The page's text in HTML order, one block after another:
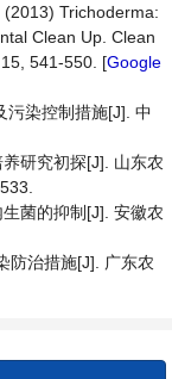
(2013) Trichoderma:
Clean Up. Clean
541-550. [Google
污染控制措施[J]. 中
研究初探[J]. 山东农
菌的抑制[J]. 安徽农
防治措施[J]. 广东农